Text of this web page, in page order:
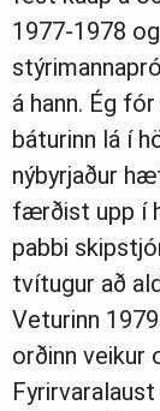
1977-1978
á hann. Ég
báturinn lá í
nýbyrjaður
færðist upp í
pabbi
tvítugur að
Veturinn
orðinn veikur